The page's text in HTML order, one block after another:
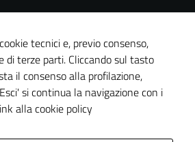
del sito
tecnici e, previo consenso,
di terze parti. Cliccando sul tasto
il consenso alla profilazione,
si continua la navigazione con i
alla cookie policy